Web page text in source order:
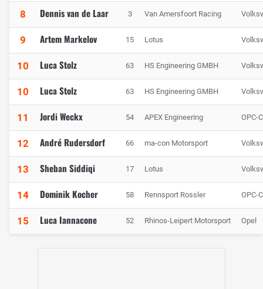
8 Dennis van de Laar 3 Van Amersfoort Racing
9 Artem Markelov 15 Lotus
10 Luca Stolz 63 HS Engineering GMBH
10 Luca Stolz 63 HS Engineering GMBH
11 Jordi Weckx 54 APEX Engineering OPC-
12 André Rudersdorf 66 ma-con Motorsport
13 Sheban Siddiqi 17 Lotus
14 Dominik Kocher 58 Rennsport Rossler OPC-
15 Luca Iannacone 52 Rhinos-Leipert Motorsport Opel